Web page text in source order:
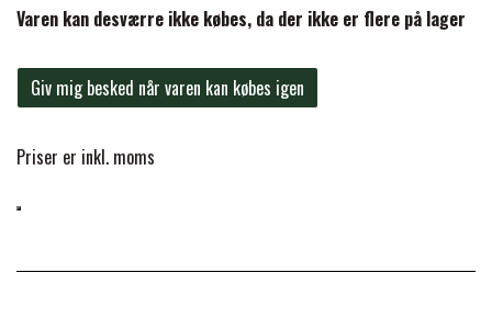
GAVEARTIKLER VOKSNE
BØRN & JUNIOR
VOGNE & TILBEHØR
PREMIER EQUINE WALKER & RIDEDÆKKEN
PREMIER EQUINE INSEKTBESKYTTELSE
PREMIER EQUINE MAGNET & INFRARØD
PREMIER EQUINE GRIMER & TRÆKTOV
CUSTOM
DELTACAST
FENWICK LIQUID TITANIUM®
Varen kan desværre ikke købes, da der ikke er flere på lager
Giv mig besked når varen kan købes igen
Priser er inkl. moms